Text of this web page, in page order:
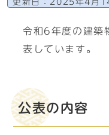
更新日： 2025年4月
令和6年度の建築
表しています。
公表の内容